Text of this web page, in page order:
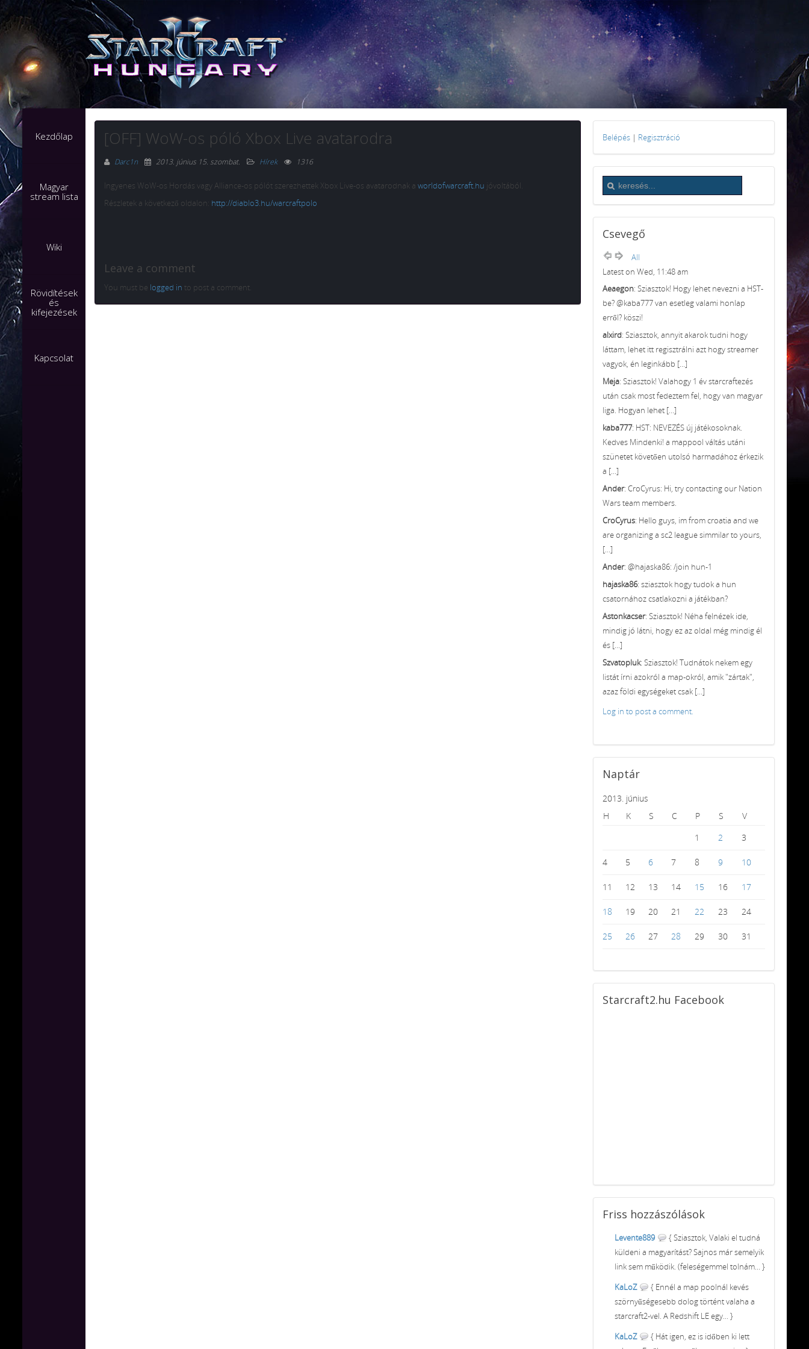
Kezdőlap
Magyar
stream lista
Wiki
Rövidítések
és
kifejezések
Kapcsolat
[OFF] WoW-os póló Xbox Live avatarodra
Darc1n 2013. június 15. szombat. Hírek 1316
Ingyenes WoW-os Hordás vagy Alliance-os pólót szerezhettek Xbox Live-os avatarodnak a worldofwarcraft.hu jóvoltából.
Részletek a következő oldalon: http://diablo3.hu/warcraftpolo
Leave a comment
You must be logged in to post a comment.
Belépés | Regisztráció
Csevegő
All
Latest on Wed, 11:48 am
Aeaegon: Sziasztok! Hogy lehet nevezni a HST-
be? @kaba777 van esetleg valami honlap
erről? köszi!
alxird: Sziasztok, annyit akarok tudni hogy
láttam, lehet itt regisztrálni azt hogy streamer
vagyok, én leginkább [...]
Meja: Sziasztok! Valahogy 1 év starcraftezés
után csak most fedeztem fel, hogy van magyar
liga. Hogyan lehet [...]
kaba777: HST: NEVEZÉS új játékosoknak.
Kedves Mindenki! a mappool váltás utáni
szünetet követően utolsó harmadához érkezik
a [...]
Ander: CroCyrus: Hi, try contacting our Nation
Wars team members.
CroCyrus: Hello guys, im from croatia and we
are organizing a sc2 league simmilar to yours,
[...]
Ander: @hajaska86: /join hun-1
hajaska86: sziasztok hogy tudok a hun
csatornához csatlakozni a játékban?
Astonkacser: Sziasztok! Néha felnézek ide,
mindig jó látni, hogy ez az oldal még mindig él
és [...]
Szvatopluk: Sziasztok! Tudnátok nekem egy
listát írni azokról a map-okról, amik "zártak",
azaz földi egységeket csak [...]
Log in to post a comment.
Naptár
2013. június
H
K S C P S
V
1
2 3
4 5 6 7 8 9 10
11 12 13 14 15 16 17
18 19 20 21 22 23 24
25 26 27 28 29 30 31
Starcraft2.hu Facebook
Friss hozzászólások
Levente889
{ Sziasztok, Valaki el tudná
küldeni a magyarítást? Sajnos már semelyik
link sem működik. (feleségemmel tolnám... }
KaLoZ
{ Ennél a map poolnál kevés
szörnyűségesebb dolog történt valaha a
starcraft2-vel. A Redshift LE egy... }
KaLoZ
{ Hát igen, ez is időben ki lett